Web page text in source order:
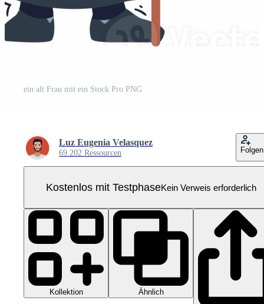
ein alt Frau mit ein Stock Pro PNG
Luz Eugenia Velasquez
69.202 Ressourcen Folgen
Kostenlos mit TestphaseKein Verweis erforderlich
Kollektion Ähnlich